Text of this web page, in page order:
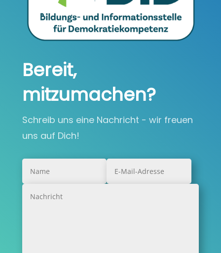
Bereit,
mitzumachen?
Schreib uns eine Nachricht - wir freuen
uns auf Dich!